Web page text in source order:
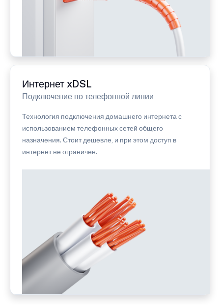
Интернет xDSL
Подключение по телефонной линии
Технология подключения домашнего интернета с
использованием телефонных сетей общего
назначения. Стоит дешевле, и при этом доступ в
интернет не ограничен.